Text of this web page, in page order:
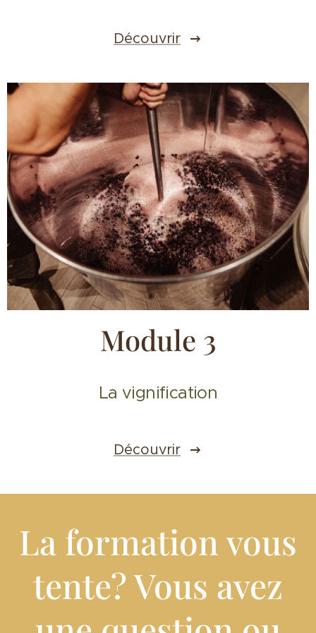
Découvrir
Module 3
La vignification
Découvrir
La formation vous
tente? Vous avez